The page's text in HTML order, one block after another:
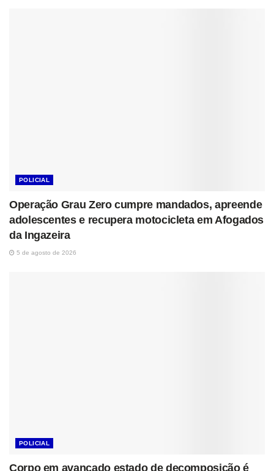
POLICIAL
Operação Grau Zero cumpre mandados, apreende
adolescentes e recupera motocicleta em Afogados
da Ingazeira
5 de agosto de 2026
POLICIAL
Corpo em avançado estado de decomposição é